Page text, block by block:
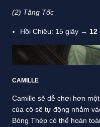
(2) Tăng Tốc
Hồi Chiêu: 15 giây → 12
CAMILLE
Camille sẽ dễ chơi hơn
của cô sẽ tự động nhắm
Bóng Thép có thể hoàn